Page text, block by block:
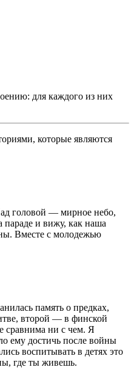
для каждого из них
которые являются
головой — мирное небо,
параде и вижу, как наша
Вместе с молодежью
память о предках,
второй — в финской
сравнима ни с чем. Я
ему достичь после войны
воспитывать в детях это
где ты живешь.